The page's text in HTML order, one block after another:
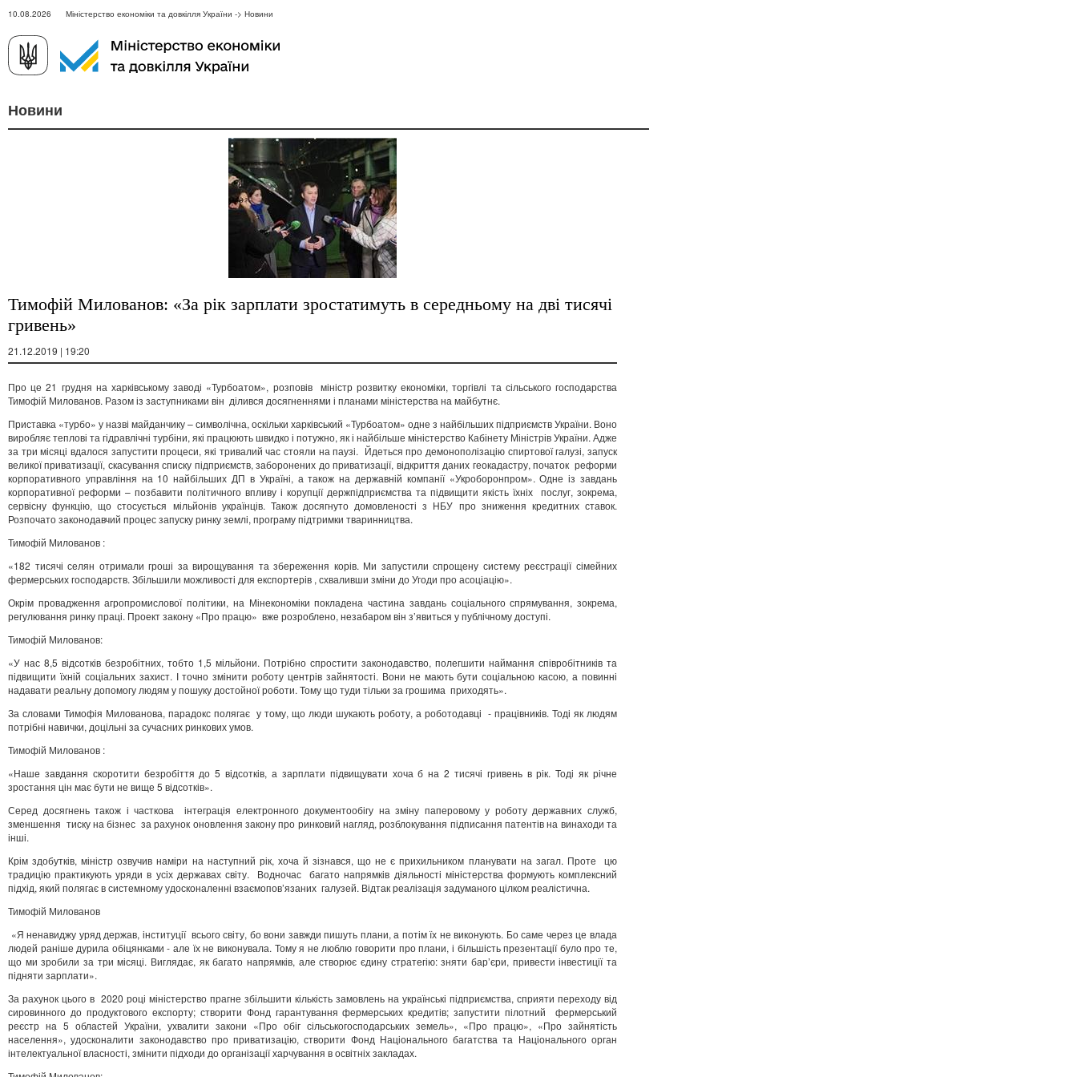
10.08.2026 Міністерство економіки та довкілля України -> Новини
Новини
Тимофій Милованов: «За рік зарплати зростатимуть в середньому на дві тисячі
гривень»
21.12.2019 | 19:20
Про це 21 грудня на харківському заводі «Турбоатом», розповів міністр розвитку економіки, торгівлі та сільського господарства
Тимофій Милованов. Разом із заступниками він ділився досягненнями і планами міністерства на майбутнє.
Приставка «турбо» у назві майданчику – символічна, оскільки харківський «Турбоатом» одне з найбільших підприємств України. Воно
виробляє теплові та гідравлічні турбіни, які працюють швидко і потужно, як і найбільше міністерство Кабінету Міністрів України. Адже
за три місяці вдалося запустити процеси, які тривалий час стояли на паузі. Йдеться про демонополізацію спиртової галузі, запуск
великої приватизації, скасування списку підприємств, заборонених до приватизації, відкриття даних геокадастру, початок реформи
корпоративного управління на 10 найбільших ДП в Україні, а також на державній компанії «Укроборонпром». Одне із завдань
корпоративної реформи – позбавити політичного впливу і корупції держпідприємства та підвищити якість їхніх послуг, зокрема,
сервісну функцію, що стосується мільйонів українців. Також досягнуто домовленості з НБУ про зниження кредитних ставок.
Розпочато законодавчий процес запуску ринку землі, програму підтримки тваринництва.
Тимофій Милованов :
«182 тисячі селян отримали гроші за вирощування та збереження корів. Ми запустили спрощену систему реєстрації сімейних
фермерських господарств. Збільшили можливості для експортерів , схваливши зміни до Угоди про асоціацію».
Окрім провадження агропромислової політики, на Мінекономіки покладена частина завдань соціального спрямування, зокрема,
регулювання ринку праці. Проект закону «Про працю» вже розроблено, незабаром він з’явиться у публічному доступі.
Тимофій Милованов:
«У нас 8,5 відсотків безробітних, тобто 1,5 мільйони. Потрібно спростити законодавство, полегшити наймання співробітників та
підвищити їхній соціальних захист. І точно змінити роботу центрів зайнятості. Вони не мають бути соціальною касою, а повинні
надавати реальну допомогу людям у пошуку достойної роботи. Тому що туди тільки за грошима приходять».
За словами Тимофія Милованова, парадокс полягає у тому, що люди шукають роботу, а роботодавці - працівників. Тоді як людям
потрібні навички, доцільні за сучасних ринкових умов.
Тимофій Милованов :
«Наше завдання скоротити безробіття до 5 відсотків, а зарплати підвищувати хоча б на 2 тисячі гривень в рік. Тоді як річне
зростання цін має бути не вище 5 відсотків».
Серед досягнень також і часткова інтеграція електронного документообігу на зміну паперовому у роботу державних служб,
зменшення тиску на бізнес за рахунок оновлення закону про ринковий нагляд, розблокування підписання патентів на винаходи та
інші.
Крім здобутків, міністр озвучив наміри на наступний рік, хоча й зізнався, що не є прихильником планувати на загал. Проте цю
традицію практикують уряди в усіх державах світу. Водночас багато напрямків діяльності міністерства формують комплексний
підхід, який полягає в системному удосконаленні взаємопов’язаних галузей. Відтак реалізація задуманого цілком реалістична.
Тимофій Милованов
«Я ненавиджу уряд держав, інституції всього світу, бо вони завжди пишуть плани, а потім їх не виконують. Бо саме через це влада
людей раніше дурила обіцянками - але їх не виконувала. Тому я не люблю говорити про плани, і більшість презентації було про те,
що ми зробили за три місяці. Виглядає, як багато напрямків, але створює єдину стратегію: зняти бар’єри, привести інвестиції та
підняти зарплати».
За рахунок цього в 2020 році міністерство прагне збільшити кількість замовлень на українські підприємства, сприяти переходу від
сировинного до продуктового експорту; створити Фонд гарантування фермерських кредитів; запустити пілотний фермерський
реєстр на 5 областей України, ухвалити закони «Про обіг сільськогосподарських земель», «Про працю», «Про зайнятість
населення», удосконалити законодавство про приватизацію, створити Фонд Національного багатства та Національного орган
інтелектуальної власності, змінити підходи до організації харчування в освітніх закладах.